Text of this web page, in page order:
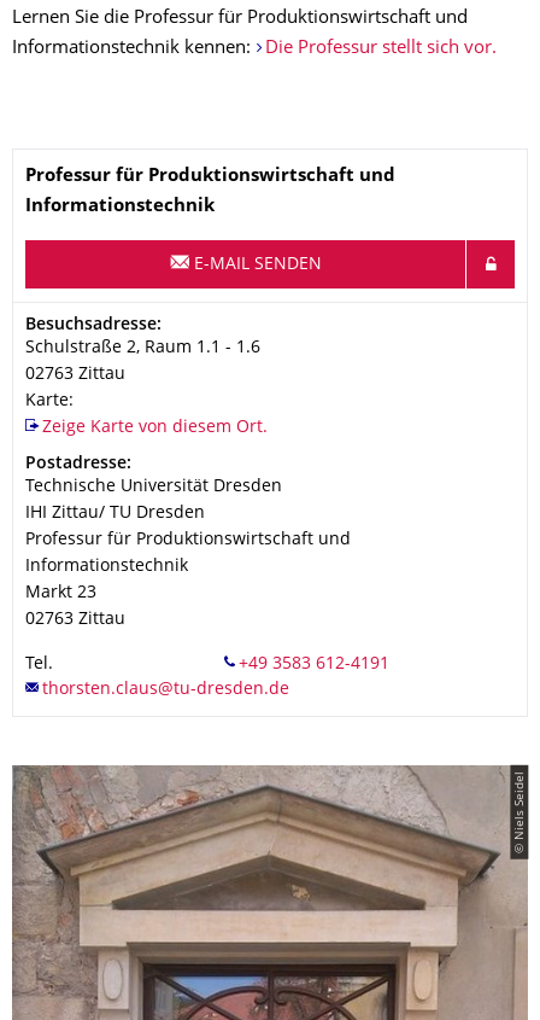
Lernen Sie die Professur für Produktionswirtschaft und
Informationstechnik kennen:
Die Professur stellt sich vor.
Name
Professur für Produktionswirtschaft und
Informationstechnik
E-MAIL SENDEN
Adresse
Besuchsadresse:
Schulstraße 2, Raum 1.1 - 1.6
02763 Zittau
Karte:
Zeige Karte von diesem Ort.
Adresse
Postadresse:
Technische Universität Dresden
IHI Zittau/ TU Dresden
Professur für Produktionswirtschaft und
Informationstechnik
Markt 23
02763 Zittau
Tel.
© Niels Seidel